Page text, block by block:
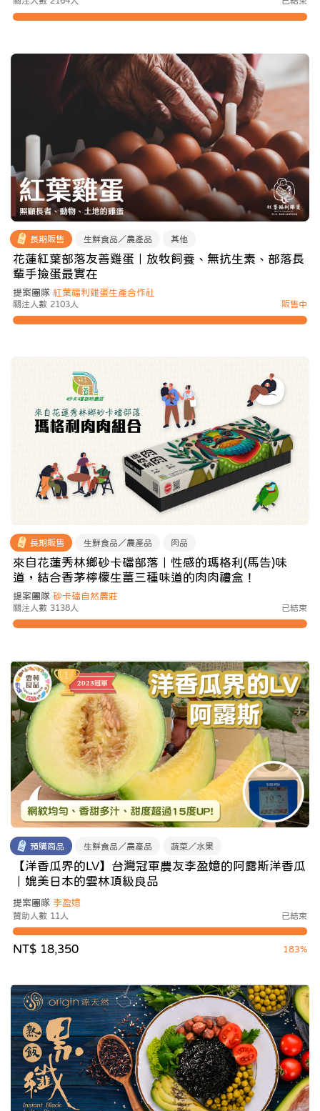
長期販售 生鮮食品／農產品 其他
花蓮紅葉部落友善雞蛋｜放牧飼養、無抗生素、部落長
輩手撿蛋最實在
提案團隊 紅葉福利雞蛋生產合作社
關注人數 2103人 販售中
長期販售 生鮮食品／農產品 肉品
來自花蓮秀林鄉砂卡礑部落｜性感的瑪格利(馬告)味
道，結合香茅檸檬生薑三種味道的肉肉禮盒！
提案團隊 砂卡礑自然農莊
關注人數 3138人 已結束
預購商品 生鮮食品／農產品 蔬菜／水果
【洋香瓜界的LV】台灣冠軍農友李盈嬑的阿露斯洋香瓜
｜媲美日本的雲林頂級良品
提案團隊 李盈嬑
贊助人數 11人 已結束
183%
NT$ 18,350